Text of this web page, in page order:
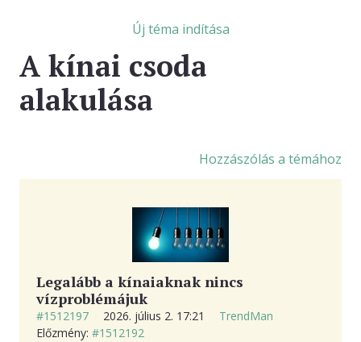
TUDÁSTÁR
RSS OLVASÓ
KAPCSOLAT
Új téma indítása
A kínai csoda
alakulása
Hozzászólás a témához
Legalább a kínaiaknak nincs
vízproblémájuk
#1512197 2026. július 2. 17:21
TrendMan
Előzmény: #1512192